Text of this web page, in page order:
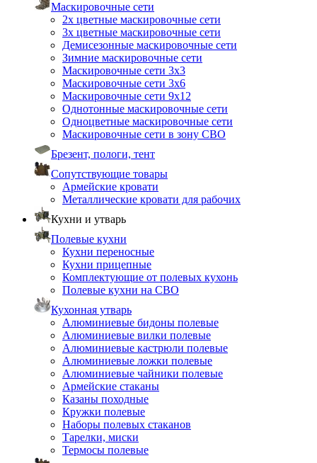
Маскировочные сети
2х цветные маскировочные сети
3х цветные маскировочные сети
Демисезонные маскировочные сети
Зимние маскировочные сети
Маскировочные сети 3х3
Маскировочные сети 3х6
Маскировочные сети 9х12
Однотонные маскировочные сети
Одноцветные маскировочные сети
Маскировочные сети в зону СВО
Брезент, пологи, тент
Сопутствующие товары
Армейские кровати
Металлические кровати для рабочих
Кухни и утварь
Полевые кухни
Кухни переносные
Кухни прицепные
Комплектующие от полевых кухонь
Полевые кухни на СВО
Кухонная утварь
Алюминиевые бидоны полевые
Алюминиевые вилки полевые
Алюминиевые кастрюли полевые
Алюминиевые ложки полевые
Алюминиевые чайники полевые
Армейские стаканы
Казаны походные
Кружки полевые
Наборы полевых стаканов
Тарелки, миски
Термосы полевые